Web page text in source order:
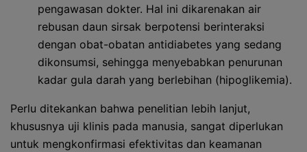
pengawasan dokter. Hal ini dikarenakan air
rebusan daun sirsak berpotensi berinteraksi
dengan obat-obatan antidiabetes yang sedang
dikonsumsi, sehingga menyebabkan penurunan
kadar gula darah yang berlebihan (hipoglikemia).
Perlu ditekankan bahwa penelitian lebih lanjut,
khususnya uji klinis pada manusia, sangat diperlukan
untuk mengkonfirmasi efektivitas dan keamanan